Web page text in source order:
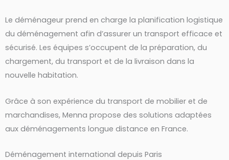
Le déménageur prend en charge la planification logistique
du déménagement afin d’assurer un transport efficace et
sécurisé. Les équipes s’occupent de la préparation, du
chargement, du transport et de la livraison dans la
nouvelle habitation.
Grâce à son expérience du transport de mobilier et de
marchandises, Menna propose des solutions adaptées
aux déménagements longue distance en France.
Déménagement international depuis Paris